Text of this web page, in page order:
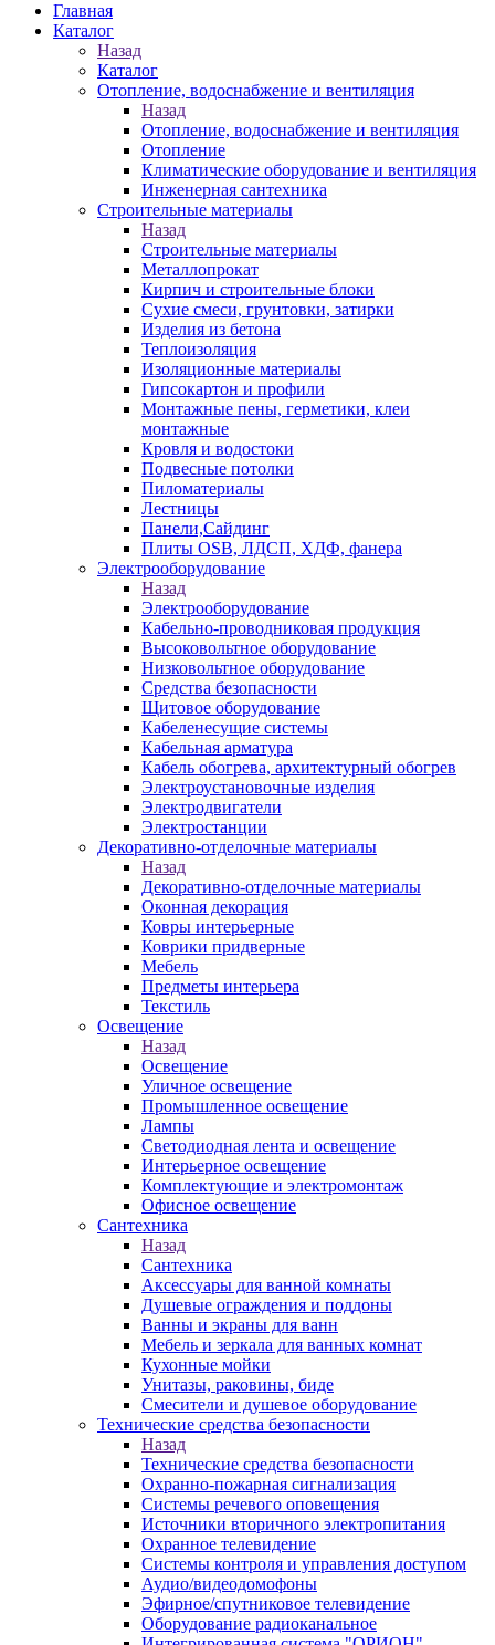
Главная
Каталог
Назад
Каталог
Отопление, водоснабжение и вентиляция
Назад
Отопление, водоснабжение и вентиляция
Отопление
Климатические оборудование и вентиляция
Инженерная сантехника
Строительные материалы
Назад
Строительные материалы
Металлопрокат
Кирпич и строительные блоки
Сухие смеси, грунтовки, затирки
Изделия из бетона
Теплоизоляция
Изоляционные материалы
Гипсокартон и профили
Монтажные пены, герметики, клеи
монтажные
Кровля и водостоки
Подвесные потолки
Пиломатериалы
Лестницы
Панели,Сайдинг
Плиты OSB, ЛДСП, ХДФ, фанера
Электрооборудование
Назад
Электрооборудование
Кабельно-проводниковая продукция
Высоковольтное оборудование
Низковольтное оборудование
Средства безопасности
Щитовое оборудование
Кабеленесущие системы
Кабельная арматура
Кабель обогрева, архитектурный обогрев
Электроустановочные изделия
Электродвигатели
Электростанции
Декоративно-отделочные материалы
Назад
Декоративно-отделочные материалы
Оконная декорация
Ковры интерьерные
Коврики придверные
Мебель
Предметы интерьера
Текстиль
Освещение
Назад
Освещение
Уличное освещение
Промышленное освещение
Лампы
Светодиодная лента и освещение
Интерьерное освещение
Комплектующие и электромонтаж
Офисное освещение
Сантехника
Назад
Сантехника
Аксессуары для ванной комнаты
Душевые ограждения и поддоны
Ванны и экраны для ванн
Мебель и зеркала для ванных комнат
Кухонные мойки
Унитазы, раковины, биде
Смесители и душевое оборудование
Технические средства безопасности
Назад
Технические средства безопасности
Охранно-пожарная сигнализация
Системы речевого оповещения
Источники вторичного электропитания
Охранное телевидение
Системы контроля и управления доступом
Аудио/видеодомофоны
Эфирное/спутниковое телевидение
Оборудование радиоканальное